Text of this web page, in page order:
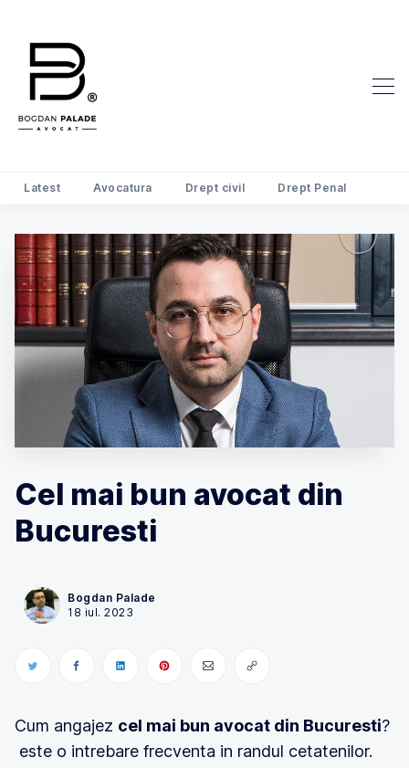
Latest Avocatura Drept civil Drept Penal
Cel mai bun avocat din
Bucuresti
Bogdan Palade
18 iul. 2023
Cum angajez cel mai bun avocat din Bucuresti?
este o intrebare frecventa in randul cetatenilor.